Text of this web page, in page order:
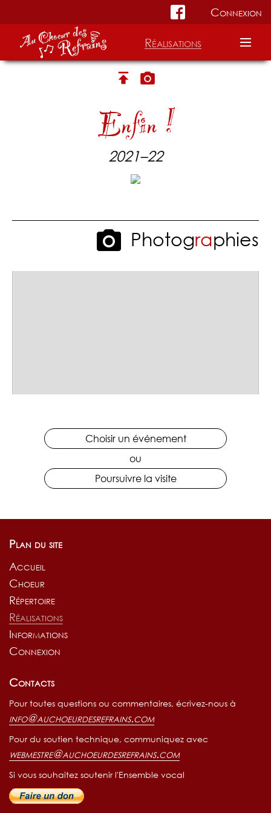
Connexion
Accueil
Choeur
Répertoire
Réalisations
anniversaire en février!
Enfin !
2021–22
Photographies
Choisir un événement
ou
Poursuivre la visite
Plan du site
Accueil
Choeur
Répertoire
Réalisations
Informations
Connexion
Contacts
Pour toutes questions ou commentaires, écrivez-nous à
info@auchoeurdesrefrains.com
Pour du soutien technique, communiquez avec
webmestre@auchoeurdesrefrains.com
Si vous souhaitez soutenir l'Ensemble vocal